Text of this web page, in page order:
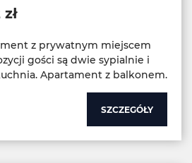
z prywatnym miejscem
gości są dwie sypialnie i
Apartament z balkonem.
SZCZEGÓŁY